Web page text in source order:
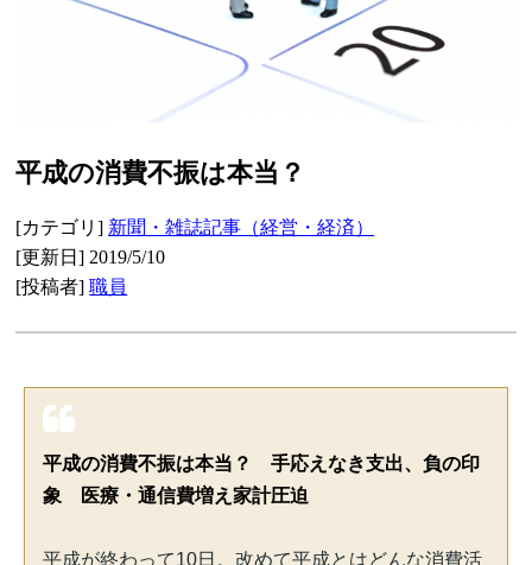
平成の消費不振は本当？
[カテゴリ] 新聞・雑誌記事（経営・経済）
[更新日] 2019/5/10
[投稿者]職員
平成の消費不振は本当？ 手応えなき支出、負の印
象 医療・通信費増え家計圧迫
平成が終わって10日。改めて平成とはどんな消費活